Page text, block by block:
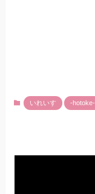
いれいす -hotoke-